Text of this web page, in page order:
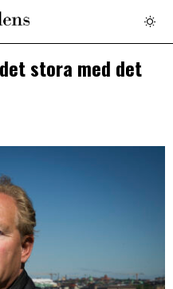
stora med det